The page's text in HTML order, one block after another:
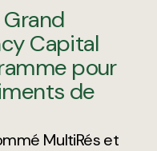
Capital
pour
de
MultiRés et